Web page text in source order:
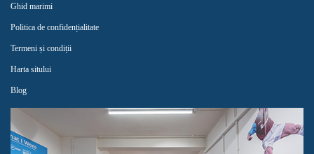
Ghid marimi
Politica de confidențialitate
Termeni și condiții
Harta sitului
Blog